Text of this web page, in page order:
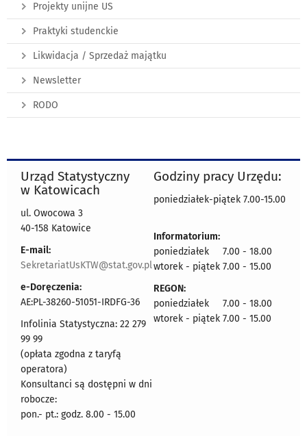
Projekty unijne US
Praktyki studenckie
Likwidacja / Sprzedaż majątku
Newsletter
RODO
Urząd Statystyczny
w Katowicach
ul. Owocowa 3
40-158 Katowice
E-mail:
SekretariatUsKTW@stat.gov.pl
e-Doręczenia:
AE:PL-38260-51051-IRDFG-36
Infolinia Statystyczna: 22 279
99 99
(opłata zgodna z taryfą
operatora)
Konsultanci są dostępni w dni
robocze:
pon.- pt.: godz. 8.00 - 15.00
Godziny pracy Urzędu:
poniedziałek-piątek 7.00-15.00
Informatorium:
poniedziałek 7.00 - 18.00
wtorek - piątek 7.00 - 15.00
REGON:
poniedziałek 7.00 - 18.00
wtorek - piątek 7.00 - 15.00